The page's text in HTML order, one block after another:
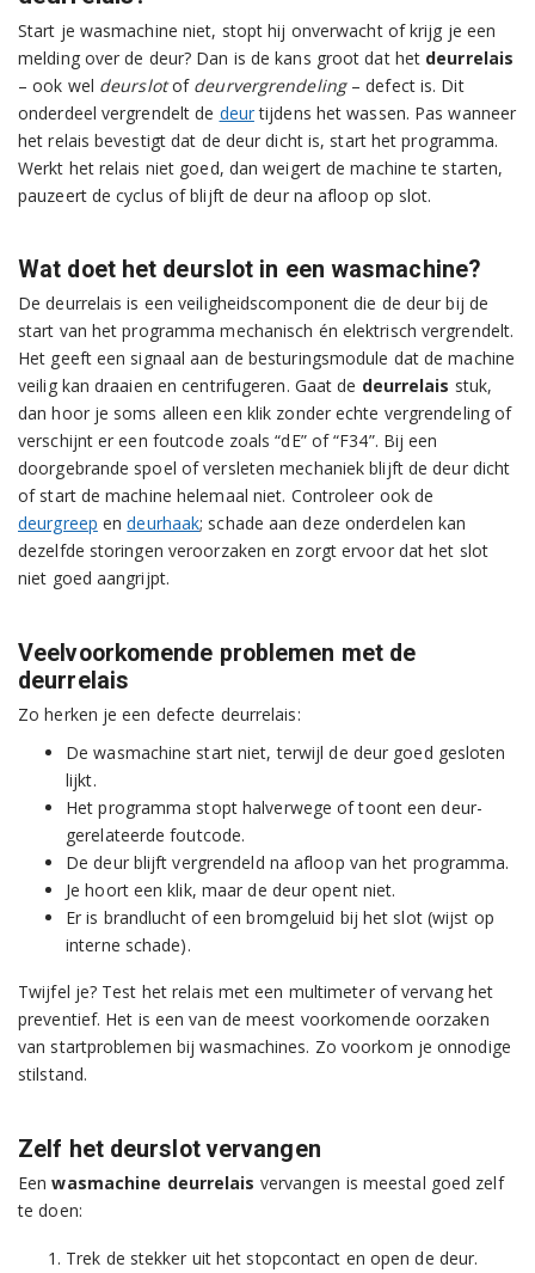
Start je wasmachine niet, stopt hij onverwacht of krijg je een
melding over de deur? Dan is de kans groot dat het deurrelais
– ook wel deurslotof deurvergrendeling– defect is. Dit
onderdeel vergrendelt de deurtijdens het wassen. Pas wanneer
het relais bevestigt dat de deur dicht is, start het programma.
Werkt het relais niet goed, dan weigert de machine te starten,
pauzeert de cyclus of blijft de deur na afloop op slot.
Wat doet het deurslot in een wasmachine?
De deurrelais is een veiligheidscomponent die de deur bij de
start van het programma mechanisch én elektrisch vergrendelt.
Het geeft een signaal aan de besturingsmodule dat de machine
veilig kan draaien en centrifugeren. Gaat de deurrelais stuk,
dan hoor je soms alleen een klik zonder echte vergrendeling of
verschijnt er een foutcode zoals “dE” of “F34”. Bij een
doorgebrande spoel of versleten mechaniek blijft de deur dicht
of start de machine helemaal niet. Controleer ook de
deurgreep endeurhaak; schade aan deze onderdelen kan
dezelfde storingen veroorzaken en zorgt ervoor dat het slot
niet goed aangrijpt.
Veelvoorkomende problemen met de
deurrelais
Zo herken je een defecte deurrelais:
De wasmachine start niet, terwijl de deur goed gesloten
lijkt.
Het programma stopt halverwege of toont een deur-
gerelateerde foutcode.
De deur blijft vergrendeld na afloop van het programma.
Je hoort een klik, maar de deur opent niet.
Er is brandlucht of een bromgeluid bij het slot (wijst op
interne schade).
Twijfel je? Test het relais met een multimeter of vervang het
preventief. Het is een van de meest voorkomende oorzaken
van startproblemen bij wasmachines. Zo voorkom je onnodige
stilstand.
Zelf het deurslot vervangen
Eenwasmachine deurrelais vervangen is meestal goed zelf
te doen:
Trek de stekker uit het stopcontact en open de deur.